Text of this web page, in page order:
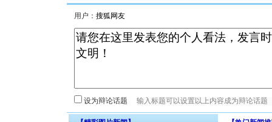
用户：
设为辩论话题